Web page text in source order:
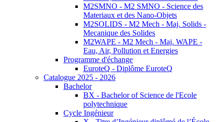
M2SMNO - M2 SMNO - Science des
Materiaux et des Nano-Objets
M2SOLIDS - M2 Mech - Maj. Solids -
Mecanique des Solides
M2WAPE - M2 Mech - Maj. WAPE -
Eau, Air, Pollution et Energies
Programme d'échange
EuroteQ - Diplôme EuroteQ
Catalogue 2025 - 2026
Bachelor
BX - Bachelor of Science de l'Ecole
polytechnique
Cycle Ingénieur